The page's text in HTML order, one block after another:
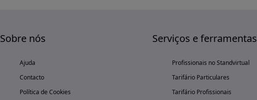
Sobre nós
Ajuda
Contacto
Política de Cookies
Serviços e ferramentas
Profissionais no Standvirtual
Tarifário Particulares
Tarifário Profissionais